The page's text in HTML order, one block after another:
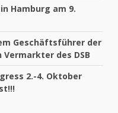
Hamburg am 9.
Geschäftsführer der
Vermarkter des DSB
2.-4. Oktober